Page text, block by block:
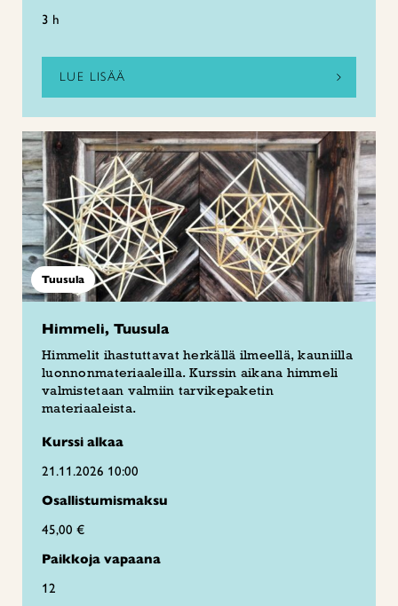
3 h
LUE LISÄÄ
Tuusula
Himmeli, Tuusula
Himmelit ihastuttavat herkällä ilmeellä, kauniilla
luonnonmateriaaleilla. Kurssin aikana himmeli
valmistetaan valmiin tarvikepaketin
materiaaleista.
Kurssi alkaa
21.11.2026 10:00
Osallistumismaksu
45,00 €
Paikkoja vapaana
12